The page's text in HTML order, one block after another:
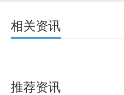
相关资讯
推荐资讯